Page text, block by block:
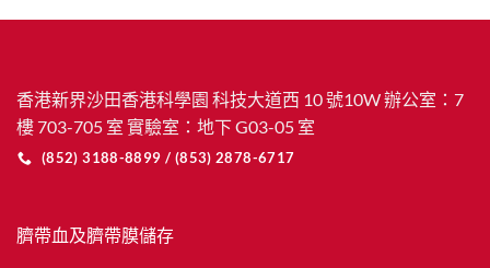
香港新界沙田香港科學園 科技大道西 10 號10W 辦公室：7
樓 703-705 室 實驗室：地下 G03-05 室
(852) 3188-8899 / (853) 2878-6717
臍帶血及臍帶膜儲存